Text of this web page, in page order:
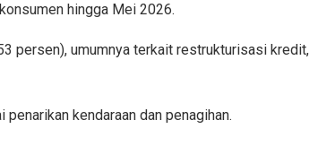
hingga Mei 2026.
persen), umumnya terkait restrukturisasi kredit,
kendaraan dan penagihan.